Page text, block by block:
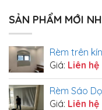
SẢN PHẨM MỚI
Rèm trên
Giá: Liên hệ
Rèm Sáo
Giá: Liên hệ